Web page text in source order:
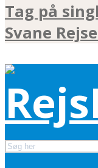
Tag på
Svane